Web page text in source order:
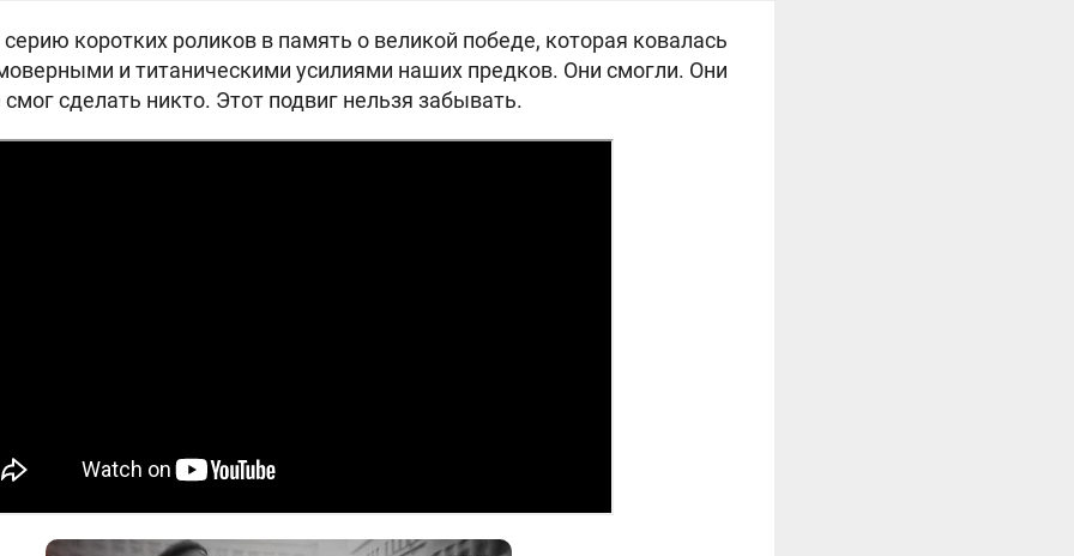
коротких роликов в память о великой победе, которая ковалась
и титаническими усилиями наших предков. Они смогли. Они
смог сделать никто. Этот подвиг нельзя забывать.